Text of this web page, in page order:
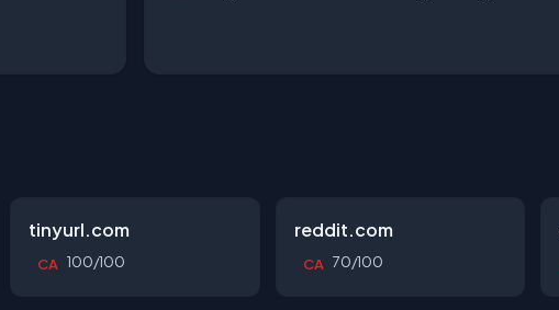
tinyurl.com
CA 100/100
reddit.com
CA 70/100